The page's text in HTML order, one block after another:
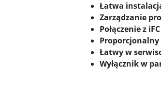
Łatwa
Zarządzanie
Połączenie z iFC
Łatwy w
Wyłącznik w